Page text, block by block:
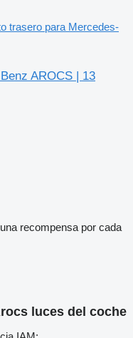
trasero para Mercedes-
AROCS | 13
recompensa por cada
luces del coche